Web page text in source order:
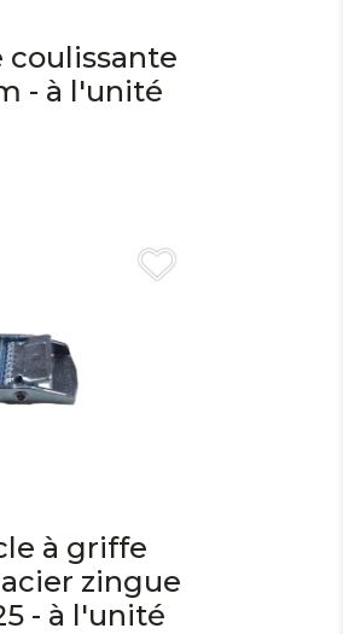
coulissante
- à l'unité
à griffe
zingue
- à l'unité